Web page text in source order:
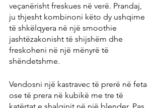
veçanërisht freskues në verë. Prandaj,
ju thjesht kombinoni këto dy ushqime
të shkëlqyera në një smoothie
jashtëzakonisht të shijshëm dhe
freskoheni në një mënyrë të
shëndetshme.
Vendosni një kastravec të prerë në feta
ose të prera në kubikë me tre të
katërtat e shalqinit në një blender. Pas